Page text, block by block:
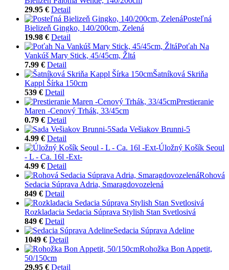
29.95 € Detail
Posteľná
Bielizeň Gingko, 140/200cm, Zelená
19.98 € Detail
Poťah Na
Vankúš Mary Stick, 45/45cm, Žltá
7.99 € Detail
Šatníková Skriňa
Kappl Šírka 150cm
539 € Detail
Prestieranie
Maren -Cenový Trhák, 33/45cm
0.79 € Detail
Sada Vešiakov Brunni-5
4.99 € Detail
Úložný Košík Seoul
- L - Ca. 16l -Ext-
4.99 € Detail
Rohová
Sedacia Súprava Adria, Smaragdovozelená
849 € Detail
Rozkladacia Sedacia Súprava Stylish Stan Svetlosivá
849 € Detail
Sedacia Súprava Adeline
1049 € Detail
Rohožka Bon Appetit,
50/150cm
29.95 € Detail